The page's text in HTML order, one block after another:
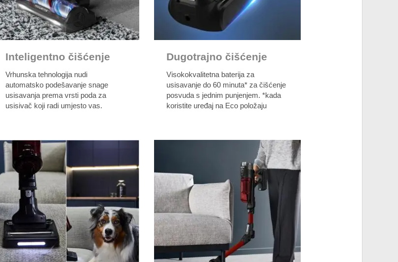
Inteligentno čišćenje
Vrhunska tehnologija nudi
automatsko podešavanje snage
usisavanja prema vrsti poda za
usisivač koji radi umjesto vas.
Dugotrajno čišćenje
Visokokvalitetna baterija za
usisavanje do 60 minuta* za čišćenje
posvuda s jednim punjenjem. *kada
koristite uređaj na Eco položaju